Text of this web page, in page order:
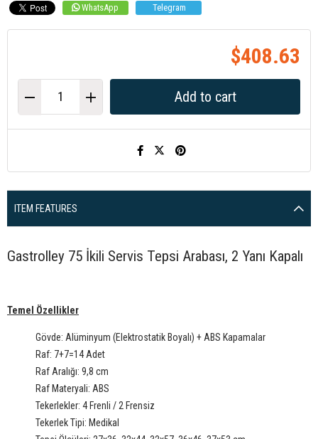
WhatsApp Telegram
$408.63
ITEM FEATURES
Gastrolley 75 İkili Servis Tepsi Arabası, 2 Yanı Kapalı
Temel Özellikler
Gövde: Alüminyum (Elektrostatik Boyalı) + ABS Kapamalar
Raf: 7+7=14 Adet
Raf Aralığı: 9,8 cm
Raf Materyali: ABS
Tekerlekler: 4 Frenli / 2 Frensiz
Tekerlek Tipi: Medikal